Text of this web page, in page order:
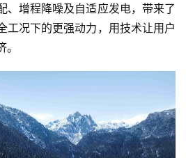
、增程降噪及自适应发电，带来了
工况下的更强动力，用技术让用户